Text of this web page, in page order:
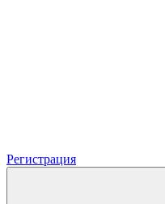
Регистрация